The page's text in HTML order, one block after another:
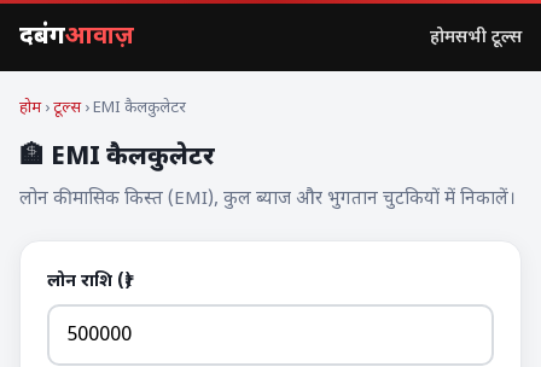
दबंगआवाज़ होमसभी टूल्स
होम›टूल्स› EMI कैलकुलेटर
🏦 EMI कैलकुलेटर
लोन की मासिक किस्त (EMI), कुल ब्याज और भुगतान चुटकियों में निकालें।
लोन राशि (₹)